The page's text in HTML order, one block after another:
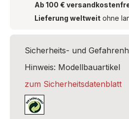
Ab 100 €
Lieferung weltweit ohne
Sicherheits- und
Hinweis: Modellbauartikel
zum Sicherheitsdatenblatt